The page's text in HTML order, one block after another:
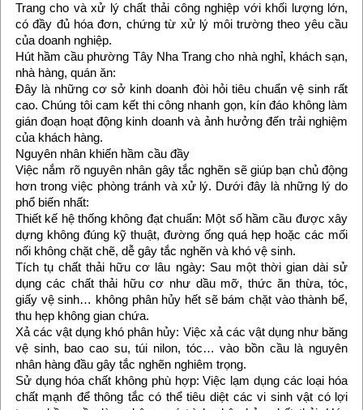
Trang cho và xử lý chất thải công nghiệp với khối lượng lớn,
có đầy đủ hóa đơn, chứng từ xử lý môi trường theo yêu cầu
của doanh nghiệp.
Hút hầm cầu phường Tây Nha Trang cho nhà nghỉ, khách sạn,
nhà hàng, quán ăn:
Đây là những cơ sở kinh doanh đòi hỏi tiêu chuẩn vệ sinh rất
cao. Chúng tôi cam kết thi công nhanh gọn, kín đáo không làm
gián đoạn hoạt động kinh doanh và ảnh hưởng đến trải nghiệm
của khách hàng.
Nguyên nhân khiến hầm cầu đầy
Việc nắm rõ nguyên nhân gây tắc nghẽn sẽ giúp bạn chủ động
hơn trong việc phòng tránh và xử lý. Dưới đây là những lý do
phổ biến nhất:
Thiết kế hệ thống không đạt chuẩn: Một số hầm cầu được xây
dựng không đúng kỹ thuật, đường ống quá hẹp hoặc các mối
nối không chặt chẽ, dễ gây tắc nghẽn và khó vệ sinh.
Tích tụ chất thải hữu cơ lâu ngày: Sau một thời gian dài sử
dụng các chất thải hữu cơ như dầu mỡ, thức ăn thừa, tóc,
giấy vệ sinh… không phân hủy hết sẽ bám chặt vào thành bể,
thu hẹp không gian chứa.
Xả các vật dụng khó phân hủy: Việc xả các vật dụng như băng
vệ sinh, bao cao su, túi nilon, tóc… vào bồn cầu là nguyên
nhân hàng đầu gây tắc nghẽn nghiêm trọng.
Sử dụng hóa chất không phù hợp: Việc lạm dụng các loại hóa
chất mạnh để thông tắc có thể tiêu diệt các vi sinh vật có lợi